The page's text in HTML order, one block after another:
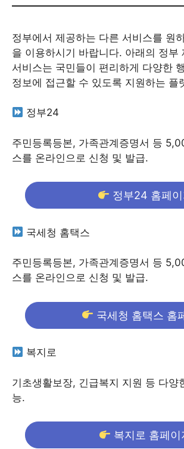
정부에서 제공하는 다른 서비스를 원
을 이용하시기 바랍니다. 아래의 정부
서비스는 국민들이 편리하게 다양한
정보에 접근할 수 있도록 지원하는 플
정부24
주민등록등본, 가족관계증명서 등
스를 온라인으로 신청 및 발급.
정부24 홈페이
국세청 홈택스
주민등록등본, 가족관계증명서 등
스를 온라인으로 신청 및 발급.
국세청 홈택스 홈
복지로
기초생활보장, 긴급복지 지원 등 다양
능.
복지로 홈페이